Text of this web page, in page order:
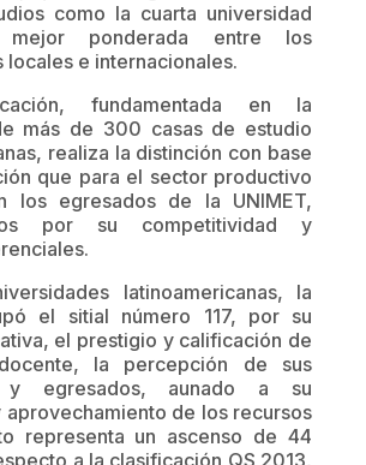
como la cuarta universidad
mejor ponderada entre los
locales e internacionales.
fundamentada en la
más de 300 casas de estudio
realiza la distinción con base
que para el sector productivo
los egresados de la UNIMET,
por su competitividad y
latinoamericanas, la
el sitial número 117, por su
el prestigio y calificación de
la percepción de sus
y egresados, aunado a su
de los recursos
representa un ascenso de 44
a la clasificación QS 2013,